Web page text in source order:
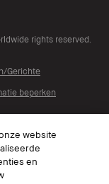
rights reserved.
Gerichte
beperken
website
en